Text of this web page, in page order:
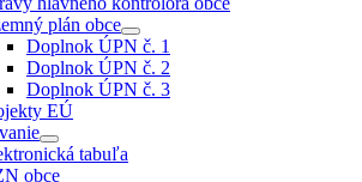
plán obce
Show
sub
menu
Doplnok ÚPN č. 1
Doplnok ÚPN č. 2
Doplnok ÚPN č. 3
EÚ
Show
sub
tabuľa
obce